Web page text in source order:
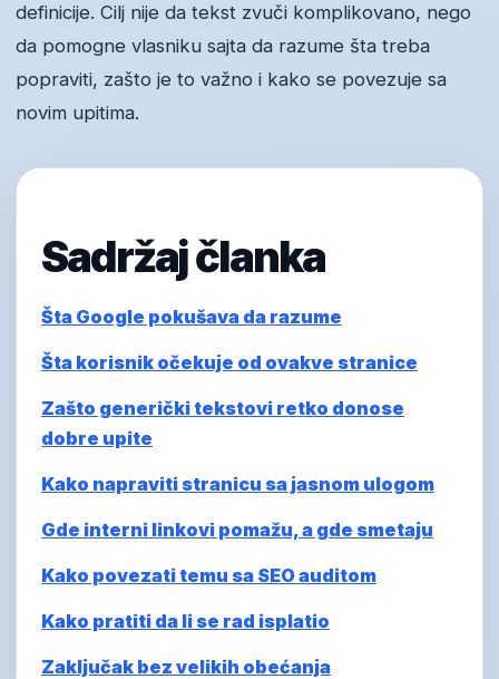
definicije. Cilj nije da tekst zvuči komplikovano, nego
da pomogne vlasniku sajta da razume šta treba
popraviti, zašto je to važno i kako se povezuje sa
novim upitima.
Sadržaj članka
Šta Google pokušava da razume
Šta korisnik očekuje od ovakve stranice
Zašto generički tekstovi retko donose
dobre upite
Kako napraviti stranicu sa jasnom ulogom
Gde interni linkovi pomažu, a gde smetaju
Kako povezati temu sa SEO auditom
Kako pratiti da li se rad isplatio
Zaključak bez velikih obećanja